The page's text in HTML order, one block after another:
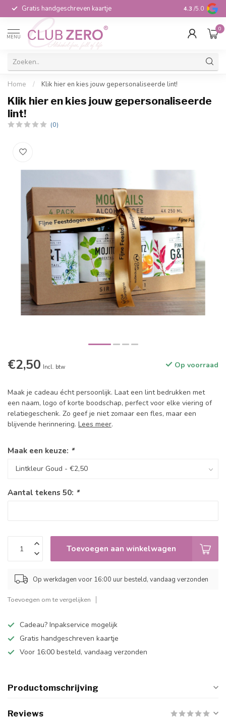
Gratis handgeschreven kaartje Voor 16:00
4.3 /5.0
MENU
0
Home / Klik hier en kies jouw gepersonaliseerde lint!
Klik hier en kies jouw gepersonaliseerde
lint!
(0)
€2,50 Incl. btw Op voorraad
Maak je cadeau écht persoonlijk. Laat een lint bedrukken met
een naam, logo of korte boodschap, perfect voor elke viering of
relatiegeschenk. Zo geef je niet zomaar een fles, maar een
blijvende herinnering. Lees meer.
Maak een keuze: *
Aantal tekens 50: *
Toevoegen aan winkelwagen
Op werkdagen voor 16:00 uur besteld, vandaag verzonden
Toevoegen om te vergelijken
Cadeau? Inpakservice mogelijk
Gratis handgeschreven kaartje
Voor 16:00 besteld, vandaag verzonden
Productomschrijving
Reviews